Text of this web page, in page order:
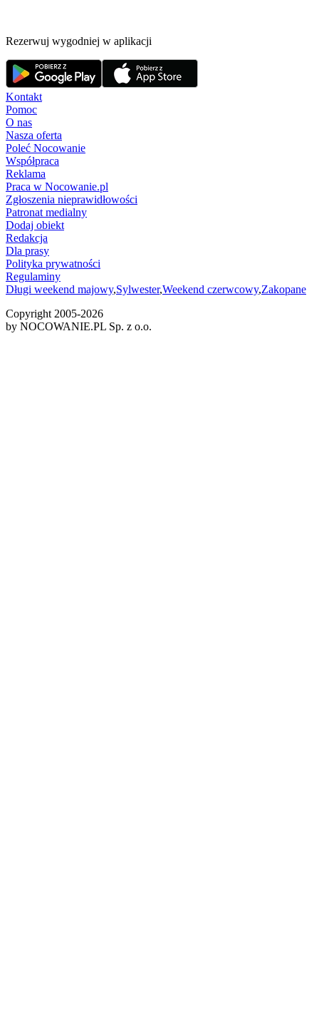
Rezerwuj wygodniej w aplikacji
Kontakt
Pomoc
O nas
Nasza oferta
Poleć Nocowanie
Współpraca
Reklama
Praca w Nocowanie.pl
Zgłoszenia nieprawidłowości
Patronat medialny
Dodaj obiekt
Redakcja
Dla prasy
Polityka prywatności
Regulaminy
Długi weekend majowy,Sylwester,Weekend czerwcowy,Zakopane
Copyright 2005-2026
by NOCOWANIE.PL Sp. z o.o.